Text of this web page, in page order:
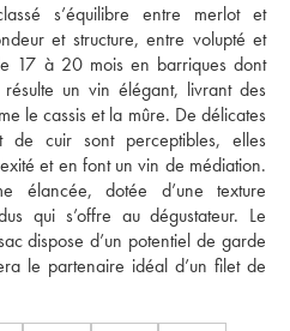
s’équilibre entre merlot et
et structure, entre volupté et
17 à 20 mois en barriques dont
un vin élégant, livrant des
le cassis et la mûre. De délicates
cuir sont perceptibles, elles
et en font un vin de médiation.
élancée, dotée d’une texture
qui s’offre au dégustateur. Le
dispose d’un potentiel de garde
le partenaire idéal d’un filet de